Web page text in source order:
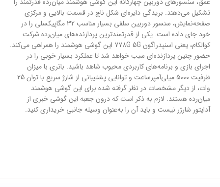
تشکیل می‌دهند. بریدگی دایره‌ای شکل ناچ در قسمت بالایی و مرکزی
صفحه‌نمایش، سنسور دوربین سلفی بسیار مناسب 32 مگاپیکسلی را در
خود جای داده است. یکی از قدرتمند‌ترین پردازنده‌های میان‌رده شرکت
کوالکام، یعنی اسنپدراگون 778G 5G این گوشی هوشمند را همراهی می‌کند.
حضور چنین پردازنده‌ای سبب خواهد شد تا عملکرد بسیار خوبی را در
اجرای بازی و برنامه‌های کاربردی محبوب شاهد باشید. باتری با میزان
ظرفیت 5000 میلی‌آمپر‌ساعت و توانایی پشتیبانی از شارژ سریع با توان 25
وات، از دیگر مشخصات در نظر گرفته شده برای این گوشی هوشمند
میان‌رده هستند. لازم به ذکر است که درون جعبه این گوشی خبری از
آداپتور شارژر نیست و باید آن را به‌عنوان وسیله جانبی خریداری کنید.